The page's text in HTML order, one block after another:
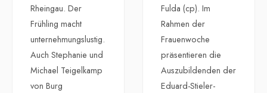
Rheingau. Der
Frühling macht
unternehmungslustig.
Auch Stephanie und
Michael Teigelkamp
von Burg
Fulda (cp). Im
Rahmen der
Frauenwoche
präsentieren die
Auszubildenden der
Eduard-Stieler-